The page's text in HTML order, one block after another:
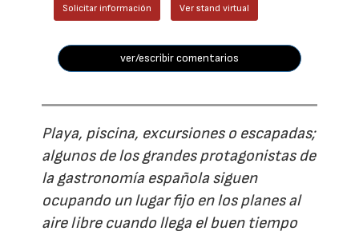
Solicitar información Ver stand virtual
ver/escribir comentarios
Playa, piscina, excursiones o escapadas;
algunos de los grandes protagonistas de
la gastronomía española siguen
ocupando un lugar fijo en los planes al
aire libre cuando llega el buen tiempo